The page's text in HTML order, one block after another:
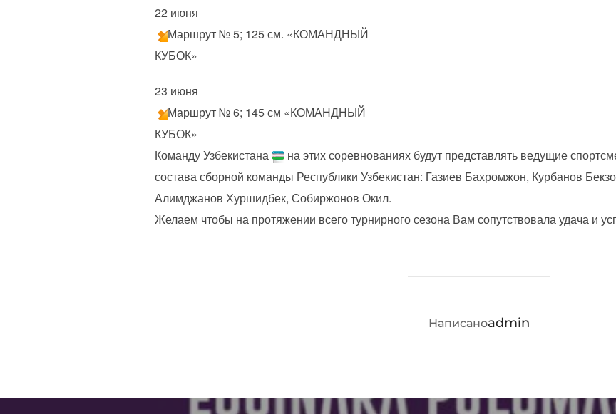
22 июня
Маршрут № 5; 125 см. «КОМАНДНЫЙ
КУБОК»
23 июня
Маршрут № 6; 145 см «КОМАНДНЫЙ
КУБОК»
Команду Узбекистана
на этих соревнованиях будут представлять ведущие
состава сборной команды Республики Узбекистан: Газиев Бахромжон, Курбанов
Алимджанов Хуршидбек, Собиржонов Окил.
Желаем чтобы на протяжении всего турнирного сезона Вам сопутствовала удача и
АВТОР ЗАПИСИ
Написаноadmin